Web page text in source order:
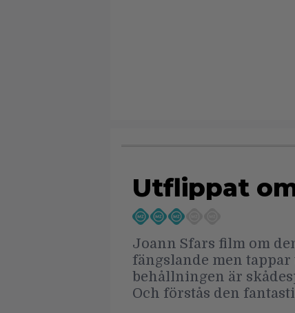
Utflippat
Joann Sfars film om
fängslande men
behållningen är
Och förstås den